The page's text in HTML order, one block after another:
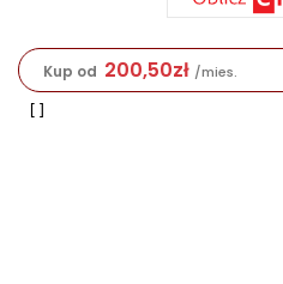
Kup od 200,50zł /mies.